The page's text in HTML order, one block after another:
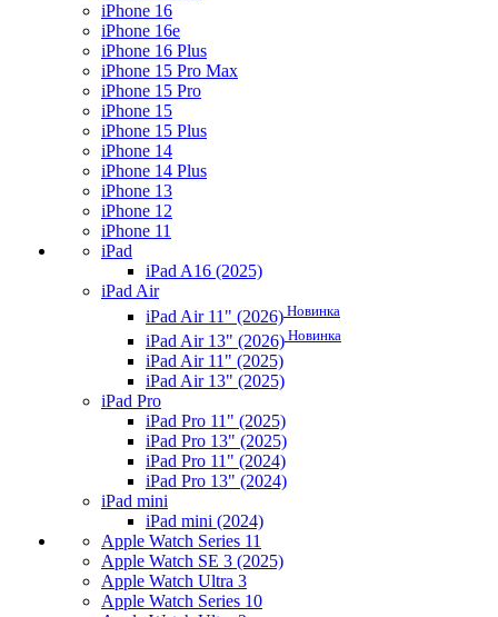
iPhone 16
iPhone 16e
iPhone 16 Plus
iPhone 15 Pro Max
iPhone 15 Pro
iPhone 15
iPhone 15 Plus
iPhone 14
iPhone 14 Plus
iPhone 13
iPhone 12
iPhone 11
iPad
iPad A16 (2025)
iPad Air
iPad Air 11" (2026) Новинка
iPad Air 13" (2026) Новинка
iPad Air 11" (2025)
iPad Air 13" (2025)
iPad Pro
iPad Pro 11" (2025)
iPad Pro 13" (2025)
iPad Pro 11" (2024)
iPad Pro 13" (2024)
iPad mini
iPad mini (2024)
Apple Watch Series 11
Apple Watch SE 3 (2025)
Apple Watch Ultra 3
Apple Watch Series 10